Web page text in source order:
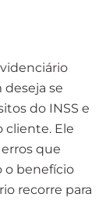
se
do INSS e
cliente. Ele
que
o benefício
recorre para